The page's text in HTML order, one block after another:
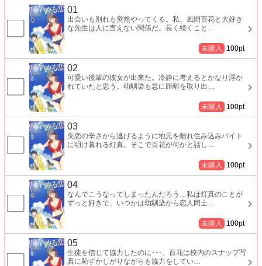
01
出会いも別れも突然やってくる。私、風間百花と大好き
な先生は人に言えない関係だ。長く続くこと
未購入 100pt
02
可愛い後輩の彼女が出来た。冷静に考えるとかなり浮か
れていたと思う。幼馴染も急に距離を取り出
未購入 100pt
03
失恋の辛さから逃げるように地元を離れ住み込みバイト
に明け暮れる灯真。そこで百花が何かと話し
未購入 100pt
04
なんでこうなってしまったんだろう…私は灯真のことが
ずっと好きで、いつかは幼馴染から恋人同士
未購入 100pt
05
生徒を信じて協力したのに･･･。百花は校内のスナップ写
真に恥ずかしがりながらも協力をしてい